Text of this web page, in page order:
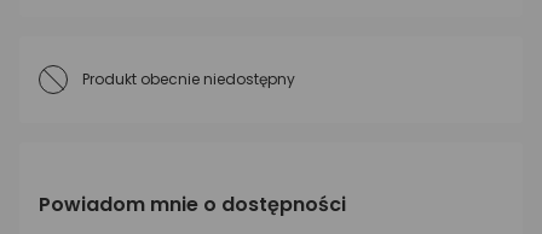
Produkt obecnie niedostępny
Powiadom mnie o dostępności